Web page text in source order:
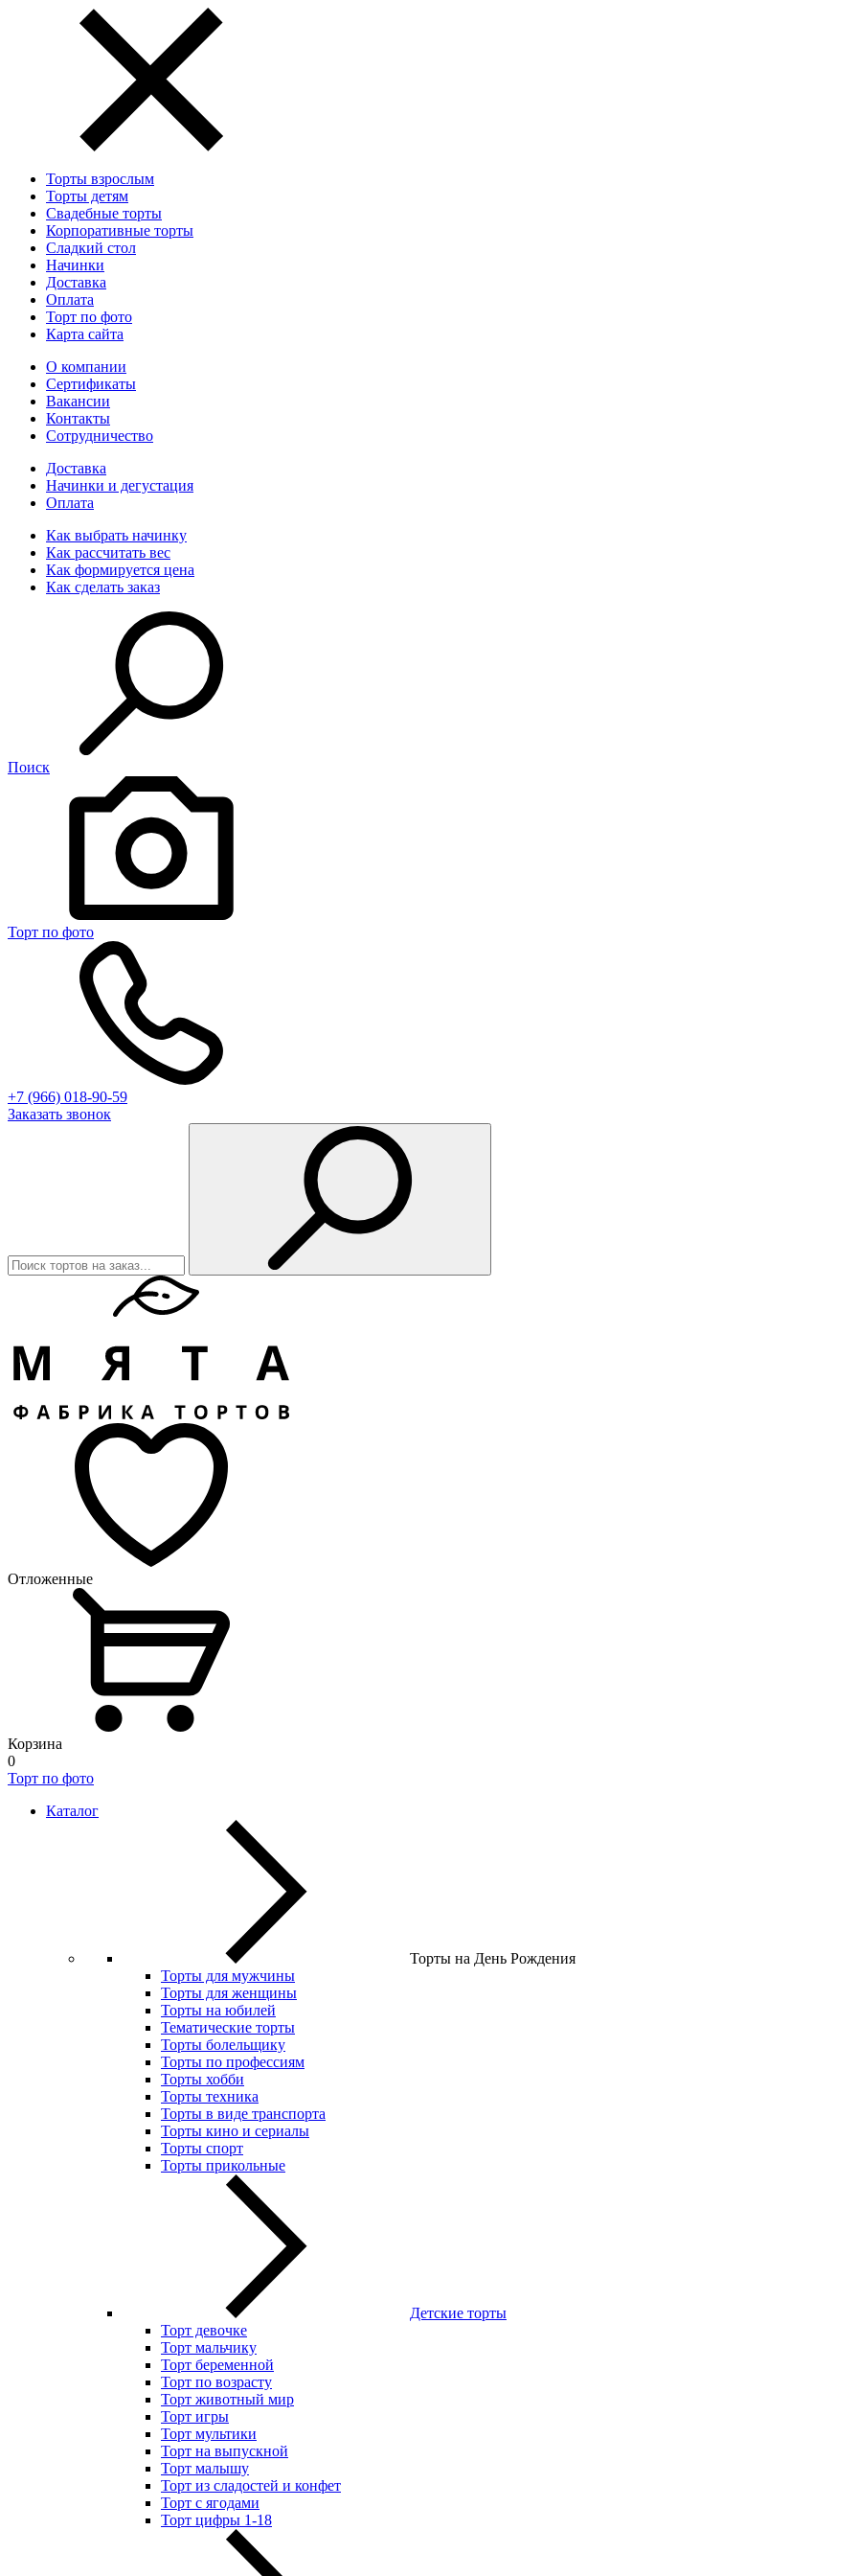
Торты взрослым
Торты детям
Свадебные торты
Корпоративные торты
Сладкий стол
Начинки
Доставка
Оплата
Торт по фото
Карта сайта
О компании
Сертификаты
Вакансии
Контакты
Сотрудничество
Доставка
Начинки и дегустация
Оплата
Как выбрать начинку
Как рассчитать вес
Как формируется цена
Как сделать заказ
Поиск
Торт по фото
+7 (966) 018-90-59
Заказать звонок
Отложенные
Корзина
0
Торт по фото
Каталог
Торты на День Рождения
Торты для мужчины
Торты для женщины
Торты на юбилей
Тематические торты
Торты болельщику
Торты по профессиям
Торты хобби
Торты техника
Торты в виде транспорта
Торты кино и сериалы
Торты спорт
Торты прикольные
Детские торты
Торт девочке
Торт мальчику
Торт беременной
Торт по возрасту
Торт животный мир
Торт игры
Торт мультики
Торт на выпускной
Торт малышу
Торт из сладостей и конфет
Торт с ягодами
Торт цифры 1-18